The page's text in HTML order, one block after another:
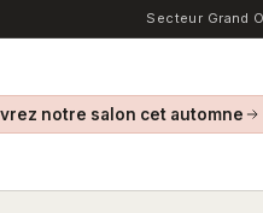
Secteur Grand
notre salon cet automne